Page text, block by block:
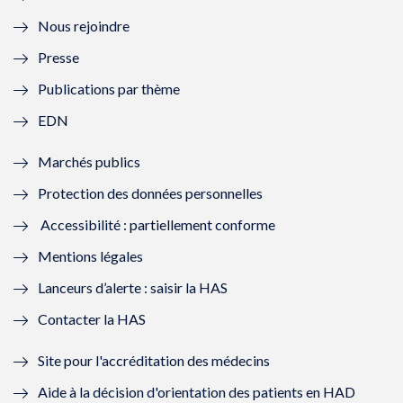
l
f
n
ê
t
r
e
)
e
n
ê
r
)
ê
t
e
ê
)
Nous rejoindre
Presse
Publications par thème
EDN
Marchés publics
Protection des données personnelles
Accessibilité : partiellement conforme
Mentions légales
Lanceurs d’alerte : saisir la HAS
Contacter la HAS
Site pour l'accréditation des médecins
Aide à la décision d'orientation des patients en HAD